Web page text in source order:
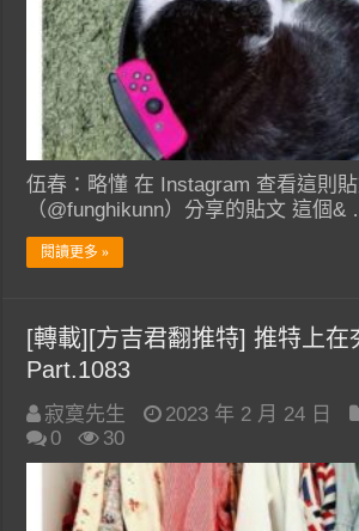
伍春：略懂 在 Instagram 查看這則
（@funghikunn）分享的貼文 這個&
閱讀更多 »
[轉載][方吉君翻推特] 推特上在
Part.1083
寂寞先生 2023 年 2 月 24 日
0
30